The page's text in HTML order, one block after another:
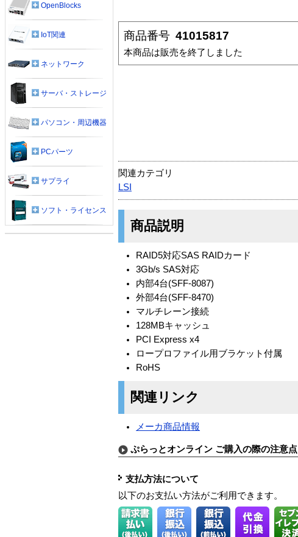
商品番号 41015817
本商品は販売を終了しました
関連カテゴリ
LSI
商品説明
RAID5対応SAS RAIDカード
3Gb/s SAS対応
内部4台(SFF-8087)
外部4台(SFF-8470)
マルチレーン接続
128MBキャッシュ
PCI Express x4
ロープロファイル用ブラケット付属
RoHS
関連リンク
メーカ商品情報
ぷらっとオンライン ご購入の際の注意点
支払方法について
以下のお支払い方法がご利用できます。
OpenBlocks
IoT関連
ネットワーク
サーバ・ストレージ
パソコン・周辺機器
PCパーツ
サプライ
ソフト・ライセンス